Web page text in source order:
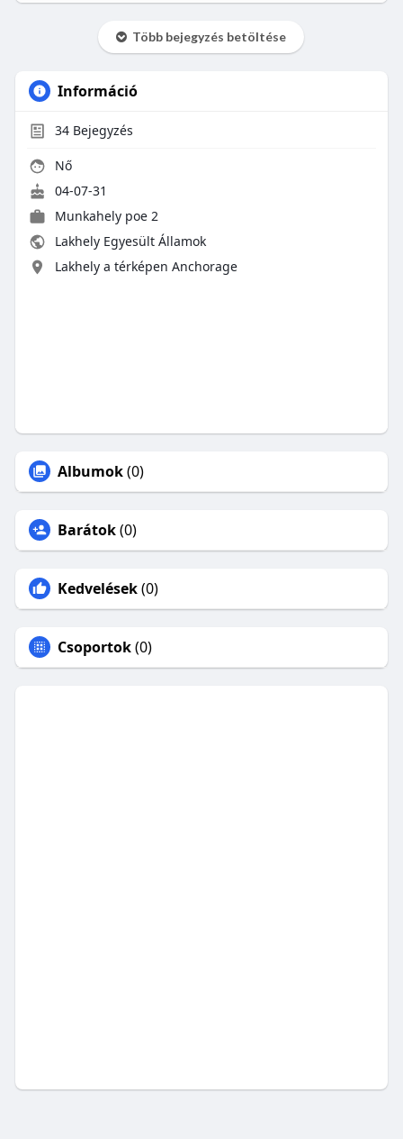
Több bejegyzés betöltése
Információ
34Bejegyzés
Nő
04-07-31
Munkahely poe 2
Lakhely Egyesült Államok
Lakhely a térképen Anchorage
Albumok(0)
Barátok(0)
Kedvelések(0)
Csoportok(0)